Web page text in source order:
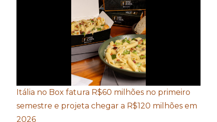
Itália no Box fatura R$60 milhões no primeiro
semestre e projeta chegar a R$120 milhões em
2026